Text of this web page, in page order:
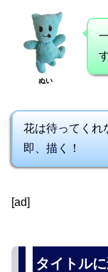
ぬい
花は待ってくれ
即、描く！
[ad]
タイトル